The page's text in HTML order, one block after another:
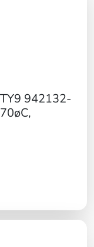
942132-